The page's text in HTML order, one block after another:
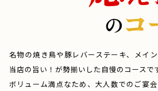
名物の焼き鳥や豚レバーステーキ、メイン
当店の旨い！が勢揃いした自慢のコースで
ボリューム満点なため、大人数でのご宴